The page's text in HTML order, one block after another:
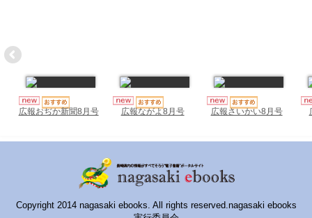
広報おぢか新聞8月号 広報ながよ8月号 広報さいかい8月号
Copyright 2014 nagasaki ebooks. All rights reserved.nagasaki ebooks
みなみしまばらebooks
はさみebooks
さいかいイーブックス